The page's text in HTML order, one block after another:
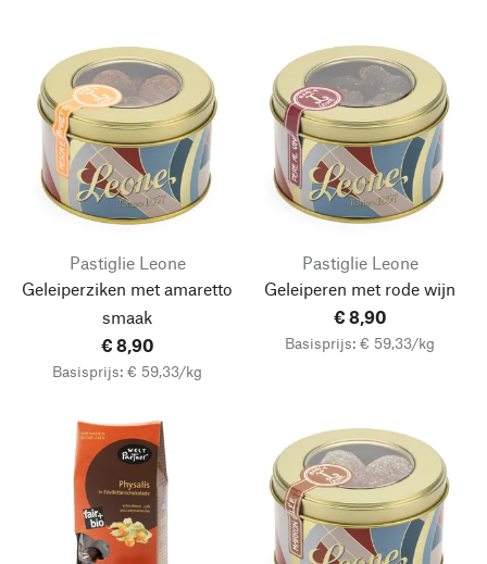
Pastiglie Leone
Geleiperziken met amaretto
smaak
€ 8,90
Basisprijs: € 59,33/kg
Pastiglie Leone
Geleiperen met rode wijn
€ 8,90
Basisprijs: € 59,33/kg